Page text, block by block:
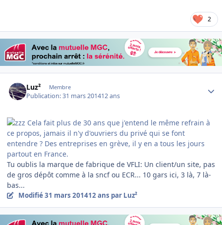
2
Luz² Membre
Publication:31 mars 201412 ans
Cela fait plus de 30 ans que j'entend le même refrain à
ce propos, jamais il n'y d'ouvriers du privé qui se font
entendre ? Des entreprises en grève, il y en a tous les jours
partout en France.
Tu oublis la marque de fabrique de VFLI: Un client/un site, pas
de gros dépôt comme à la sncf ou ECR... 10 gars ici, 3 là, 7 là-
bas...
Modifié31 mars 201412 ans par Luz²